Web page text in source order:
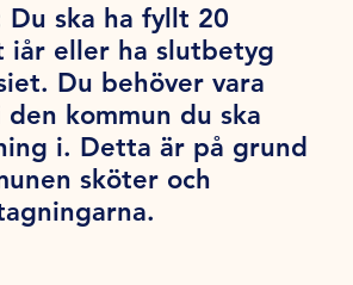
Du ska ha fyllt 20
eller ha slutbetyg
Du behöver vara
kommun du ska
i. Detta är på grund
sköter och